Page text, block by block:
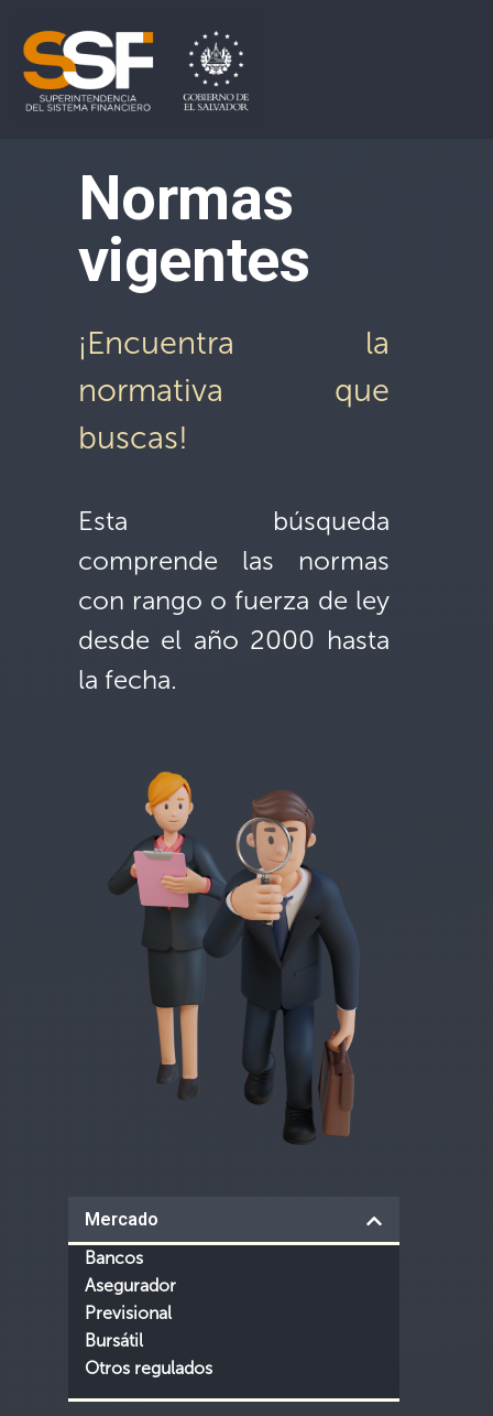
Normas
vigentes
¡Encuentra la
normativa que
buscas!
Esta búsqueda
comprende las normas
con rango o fuerza de ley
desde el año 2000 hasta
la fecha.
Mercado
Bancos
Asegurador
Previsional
Bursátil
Otros regulados